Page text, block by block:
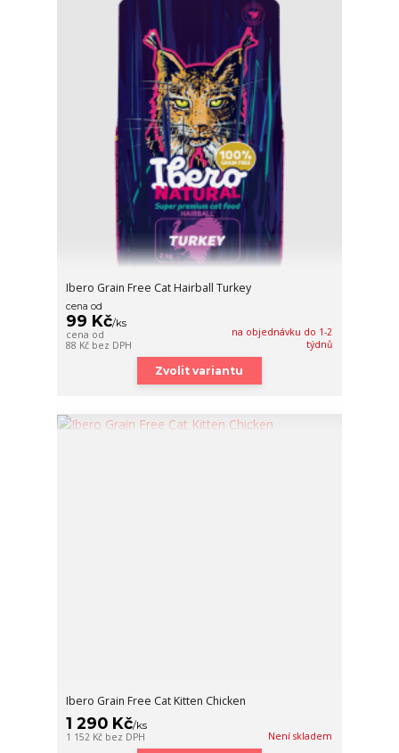
Ibero Grain Free Cat Hairball Turkey
cena od
99 Kč/ks
cena od
88 Kč bez DPH
na objednávku do 1-2
týdnů
Zvolit variantu
Ibero Grain Free Cat Kitten Chicken
1 290 Kč/ks
1 152 Kč bez DPH Není skladem